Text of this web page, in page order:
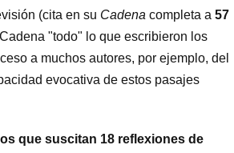
(cita en su Cadena completa a 57
"todo" lo que escribieron los
a muchos autores, por ejemplo, del
evocativa de estos pasajes
que suscitan 18 reflexiones de